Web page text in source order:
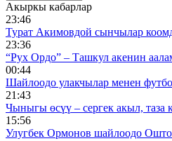
Акыркы кабарлар
23:46
Турат Акимовдой сынчылар
23:36
“Рух Ордо” – Ташкул акенин
00:44
Шайлоодо улакчылар менен
21:43
Чыныгы өсүү – сергек акыл, таза
15:56
Улугбек Ормонов шайлоодо